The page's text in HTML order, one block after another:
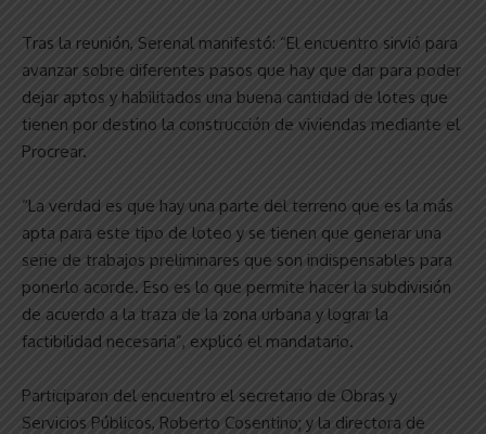
Tras la reunión, Serenal manifestó: “El encuentro sirvió para
avanzar sobre diferentes pasos que hay que dar para poder
dejar aptos y habilitados una buena cantidad de lotes que
tienen por destino la construcción de viviendas mediante el
Procrear.
“La verdad es que hay una parte del terreno que es la más
apta para este tipo de loteo y se tienen que generar una
serie de trabajos preliminares que son indispensables para
ponerlo acorde. Eso es lo que permite hacer la subdivisión
de acuerdo a la traza de la zona urbana y lograr la
factibilidad necesaria”, explicó el mandatario.
Participaron del encuentro el secretario de Obras y
Servicios Públicos, Roberto Cosentino; y la directora de